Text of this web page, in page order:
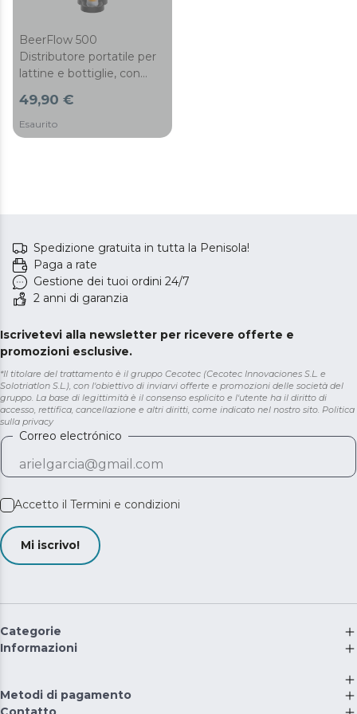
BeerFlow 500
Distributore portatile per
lattine e bottiglie, con
facile da pulire e da
riporre.
49,90 €
Esaurito
Spedizione gratuita in tutta la Penisola!
Paga a rate
Gestione dei tuoi ordini 24/7
2 anni di garanzia
Iscrivetevi alla newsletter per ricevere offerte e
promozioni esclusive.
*Il titolare del trattamento è il gruppo Cecotec (Cecotec Innovaciones S.L. e
Solotriatlon S.L.), con l'obiettivo di inviarvi offerte e promozioni delle società del
gruppo. La base di legittimità è il consenso esplicito e l'utente ha il diritto di
accesso, rettifica, cancellazione e altri diritti, come indicato nel nostro sito. Politica
sulla privacy
Correo electrónico
Accetto il Termini e condizioni
Mi iscrivo!
Categorie
Informazioni
Metodi di pagamento